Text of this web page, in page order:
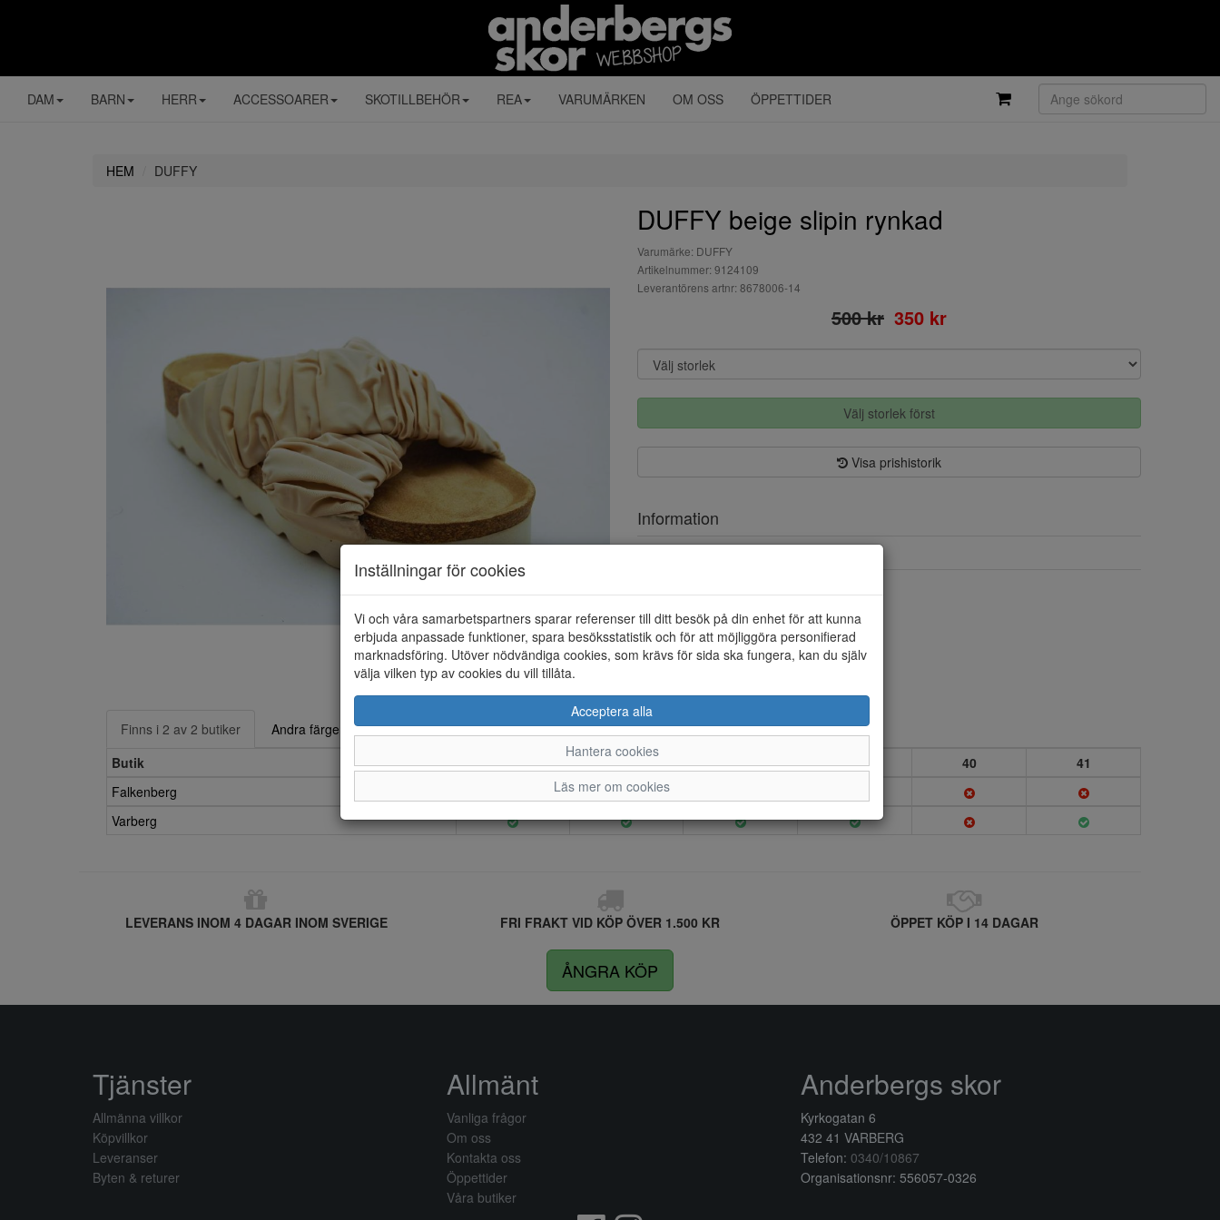
DAM BARN HERR ACCESSOARER SKOTILLBEHÖR REA VARUMÄRKEN OM OSS ÖPPETTIDER
HEM DUFFY
DUFFY beige slipin rynkad
Varumärke: DUFFY
Artikelnummer: 9124109
Leverantörens artnr: 8678006-14
500 kr 350 kr
Välj storlek först
Visa prishistorik
Information
Finns i 2 av 2 butiker
Andra färger
Butik
36 37 38 39 40
41
Falkenberg
Varberg
LEVERANS INOM 4 DAGAR INOM SVERIGE FRI FRAKT VID KÖP ÖVER 1.500 KR ÖPPET KÖP I 14 DAGAR
ÅNGRA KÖP
Inställningar för cookies
Vi och våra samarbetspartners sparar referenser till ditt besök på din enhet för att kunna
erbjuda anpassade funktioner, spara besöksstatistik och för att möjliggöra personifierad
marknadsföring. Utöver nödvändiga cookies, som krävs för sida ska fungera, kan du själv
välja vilken typ av cookies du vill tillåta.
Acceptera alla
Hantera cookies
Läs mer om cookies
Tjänster
Allmänna villkor
Köpvillkor
Leveranser
Byten & returer
Allmänt
Vanliga frågor
Om oss
Kontakta oss
Öppettider
Våra butiker
Anderbergs skor
Kyrkogatan 6
432 41 VARBERG
Telefon: 0340/10867
Organisationsnr: 556057-0326